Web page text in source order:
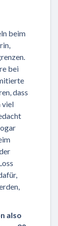
beim
bei
dass
viel
also